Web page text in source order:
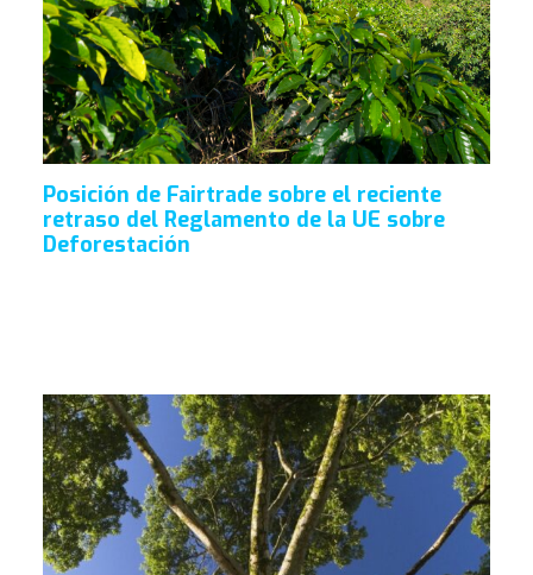
Posición de Fairtrade sobre el reciente
retraso del Reglamento de la UE sobre
Deforestación